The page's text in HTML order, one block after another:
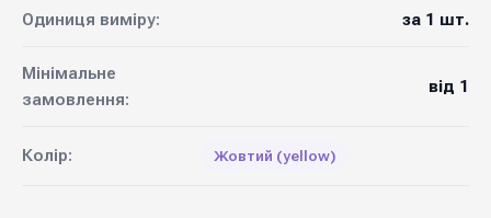
Одиниця виміру: за 1 шт.
Мінімальне
замовлення:
від 1
Колір: Жовтий (yellow)